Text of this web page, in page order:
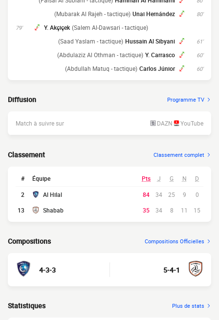
80'
Unai Hernández
(Mubarak Al Rajeh - tactique)
79' Y. Akçiçek (Salem Al-Dawsari - tactique)
61'
Hussain Al Sibyani
(Saad Yaslam - tactique)
60'
Y. Carrasco
(Abdulaziz Al Othman - tactique)
60'
Carlos Júnior
(Abdullah Matuq - tactique)
Diffusion Programme TV
Match à suivre sur DAZN YouTube
Classement Classement complet
# Équipe Pts J G N D
2 Al Hilal 84 34 25 9
0
13
Shabab 35 34 8 11 15
Compositions Compositions Officielles
4-3-3 5-4-1
Statistiques Plus de stats